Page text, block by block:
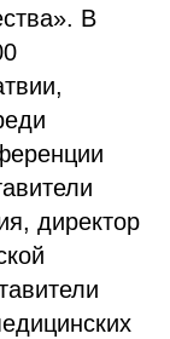
В
директор